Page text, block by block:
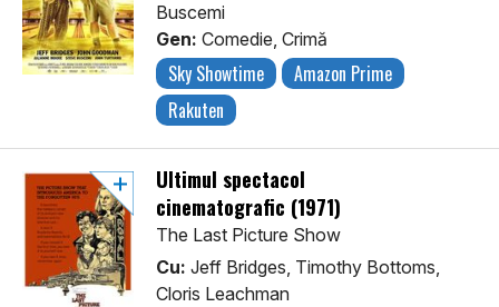
Buscemi
Gen: Comedie, Crimă
Sky Showtime
Amazon Prime
Rakuten
Ultimul spectacol
cinematografic (1971)
The Last Picture Show
Cu: Jeff Bridges, Timothy Bottoms,
Cloris Leachman